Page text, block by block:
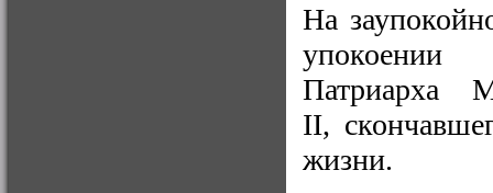
На
упокоении
Патриарха
II,
жизни.